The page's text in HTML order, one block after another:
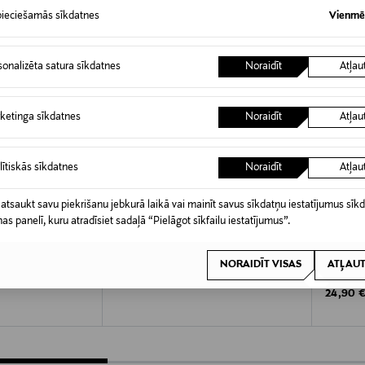
sīkdatnes
satura sīkdatnes Noraidīt
sīkdatnes Noraidīt
sīkdatnes Noraidīt
atsaukt savu piekrišanu jebkurā laikā vai mainīt savus sīkdatņu iestatījumus
panelī, kuru atradīsiet sadaļā “Pielāgot sīkfailu iestatījumus”.
NORAIDĪT VISAS
De Parfum Hair
LOJALITĀTES PIEDĀVĀJUMS 27%
Treatment Purple matu eļļa, 50ml
Discounted Price
Original Price
39,00 €
Huile
sausā
Original
24,90 €